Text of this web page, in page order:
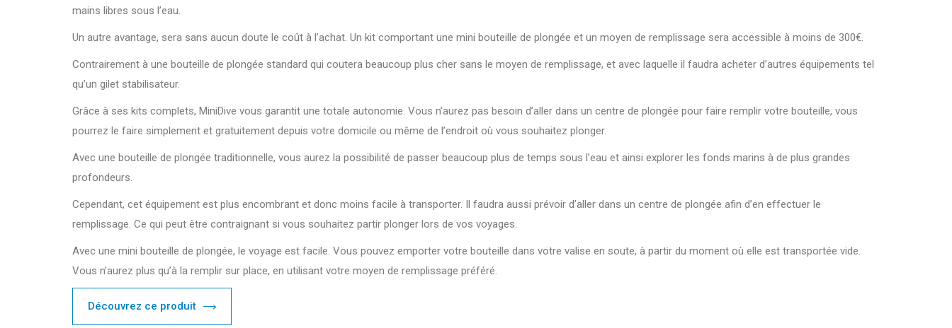
mains libres sous l’eau.
Un autre avantage, sera sans aucun doute le coût à l’achat. Un kit comportant une mini bouteille de plongée et un moyen de remplissage sera accessible à moins de 300€.
Contrairement à une bouteille de plongée standard qui coutera beaucoup plus cher sans le moyen de remplissage, et avec laquelle il faudra acheter d’autres équipements tel
qu’un gilet stabilisateur.
Grâce à ses kits complets, MiniDive vous garantit une totale autonomie. Vous n’aurez pas besoin d’aller dans un centre de plongée pour faire remplir votre bouteille, vous
pourrez le faire simplement et gratuitement depuis votre domicile ou même de l’endroit où vous souhaitez plonger.
Avec une bouteille de plongée traditionnelle, vous aurez la possibilité de passer beaucoup plus de temps sous l’eau et ainsi explorer les fonds marins à de plus grandes
profondeurs.
Cependant, cet équipement est plus encombrant et donc moins facile à transporter. Il faudra aussi prévoir d’aller dans un centre de plongée afin d’en effectuer le
remplissage. Ce qui peut être contraignant si vous souhaitez partir plonger lors de vos voyages.
Avec une mini bouteille de plongée, le voyage est facile. Vous pouvez emporter votre bouteille dans votre valise en soute, à partir du moment où elle est transportée vide.
Vous n’aurez plus qu’à la remplir sur place, en utilisant votre moyen de remplissage préféré.
Découvrez ce produit